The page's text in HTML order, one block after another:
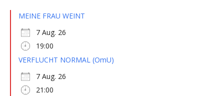
MEINE FRAU WEINT
7 Aug. 26
19:00
VERFLUCHT NORMAL (OmU)
7 Aug. 26
21:00